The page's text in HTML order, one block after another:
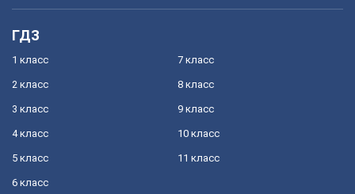
ГДЗ
1 класс
2 класс
3 класс
4 класс
5 класс
6 класс
7 класс
8 класс
9 класс
10 класс
11 класс